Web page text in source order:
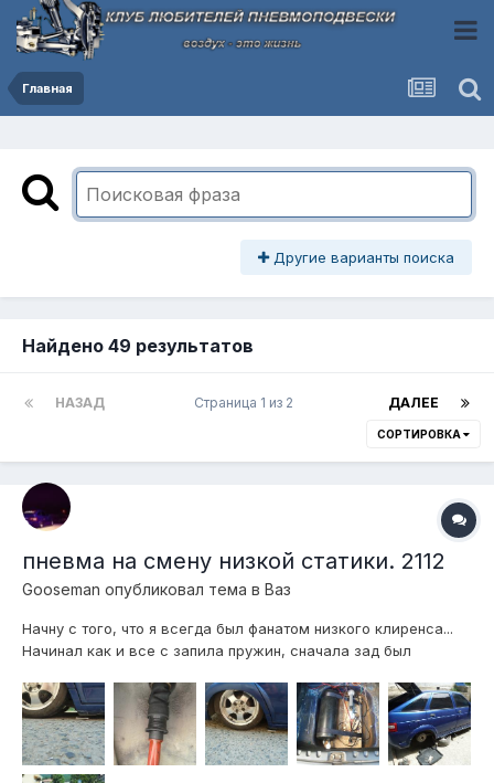
Главная
Другие варианты поиска
Найдено 49 результатов
НАЗАД ДАЛЕЕ
Страница 1 из 2
СОРТИРОВКА
пневма на смену низкой статики. 2112
Gooseman опубликовал тема в Ваз
Начну с того, что я всегда был фанатом низкого клиренса...
Начинал как и все с запила пружин, сначала зад был
дня он был порезан на 6.5 витков, лежала машина почти как
пневма..по крайней мере многие так думали.Но все же это
была низкая, но оч...